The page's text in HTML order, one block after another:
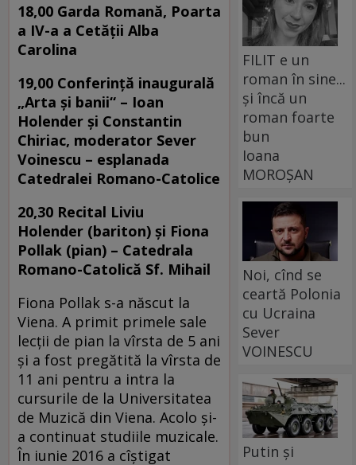
18,00 Garda Romană, Poarta
a IV-a a Cetății Alba
Carolina
19,00 Conferință inaugurală
„Arta și banii“ – Ioan
Holender și Constantin
Chiriac, moderator Sever
Voinescu – esplanada
Catedralei Romano-Catolice
20,30 Recital Liviu
Holender (bariton) și Fiona
Pollak (pian) – Catedrala
Romano-Catolică Sf. Mihail
Fiona Pollak s-a născut la
Viena. A primit primele sale
lecții de pian la vîrsta de 5 ani
și a fost pregătită la vîrsta de
11 ani pentru a intra la
cursurile de la Universitatea
de Muzică din Viena. Acolo și-
a continuat studiile muzicale.
În iunie 2016 a cîștigat
FILIT e un
roman în sine...
și încă un
roman foarte
bun
Ioana
MOROȘAN
Noi, cînd se
ceartă Polonia
cu Ucraina
Sever
VOINESCU
Putin și